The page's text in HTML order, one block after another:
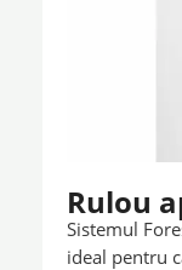
Rulou
Sistemul
ideal pentru